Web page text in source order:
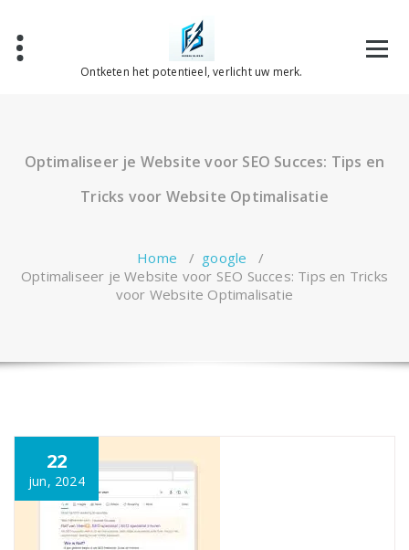
inhoud
Ontketen het potentieel, verlicht uw merk.
Optimaliseer je Website voor SEO Succes: Tips en
Tricks voor Website Optimalisatie
Home / google /
Optimaliseer je Website voor SEO Succes: Tips en Tricks
voor Website Optimalisatie
22
jun, 2024